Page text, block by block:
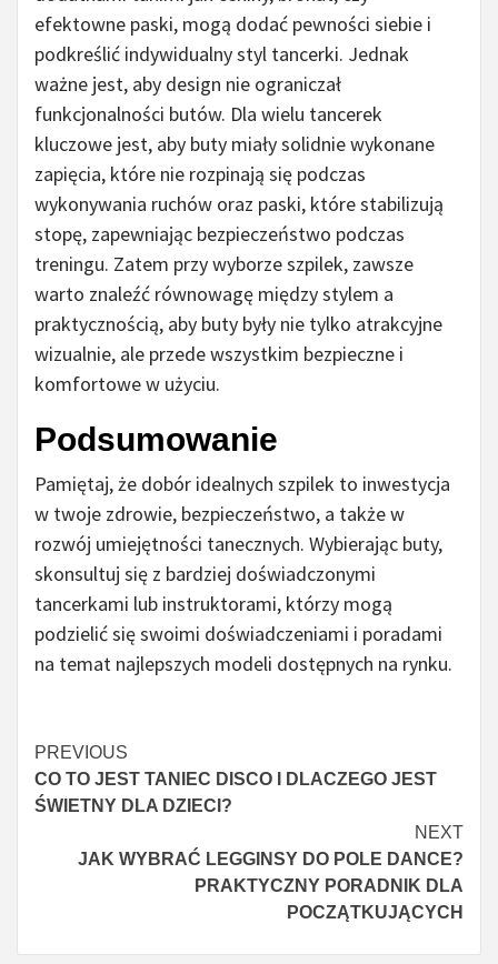
efektowne paski, mogą dodać pewności siebie i
podkreślić indywidualny styl tancerki. Jednak
ważne jest, aby design nie ograniczał
funkcjonalności butów. Dla wielu tancerek
kluczowe jest, aby buty miały solidnie wykonane
zapięcia, które nie rozpinają się podczas
wykonywania ruchów oraz paski, które stabilizują
stopę, zapewniając bezpieczeństwo podczas
treningu. Zatem przy wyborze szpilek, zawsze
warto znaleźć równowagę między stylem a
praktycznością, aby buty były nie tylko atrakcyjne
wizualnie, ale przede wszystkim bezpieczne i
komfortowe w użyciu.
Podsumowanie
Pamiętaj, że dobór idealnych szpilek to inwestycja
w twoje zdrowie, bezpieczeństwo, a także w
rozwój umiejętności tanecznych. Wybierając buty,
skonsultuj się z bardziej doświadczonymi
tancerkami lub instruktorami, którzy mogą
podzielić się swoimi doświadczeniami i poradami
na temat najlepszych modeli dostępnych na rynku.
Continue
Reading
PREVIOUS
CO TO JEST TANIEC DISCO I DLACZEGO JEST
ŚWIETNY DLA DZIECI?
NEXT
JAK WYBRAĆ LEGGINSY DO POLE DANCE?
PRAKTYCZNY PORADNIK DLA
POCZĄTKUJĄCYCH